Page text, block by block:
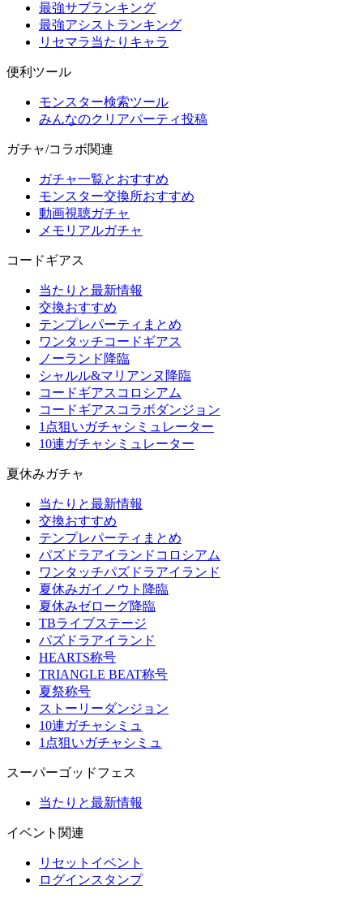
最強サブランキング
最強アシストランキング
リセマラ当たりキャラ
便利ツール
モンスター検索ツール
みんなのクリアパーティ投稿
ガチャ/コラボ関連
ガチャ一覧とおすすめ
モンスター交換所おすすめ
動画視聴ガチャ
メモリアルガチャ
コードギアス
当たりと最新情報
交換おすすめ
テンプレパーティまとめ
ワンタッチコードギアス
ノーランド降臨
シャルル&マリアンヌ降臨
コードギアスコロシアム
コードギアスコラボダンジョン
1点狙いガチャシミュレーター
10連ガチャシミュレーター
夏休みガチャ
当たりと最新情報
交換おすすめ
テンプレパーティまとめ
パズドラアイランドコロシアム
ワンタッチパズドラアイランド
夏休みガイノウト降臨
夏休みゼローグ降臨
TBライブステージ
パズドラアイランド
HEARTS称号
TRIANGLE BEAT称号
夏祭称号
ストーリーダンジョン
10連ガチャシミュ
1点狙いガチャシミュ
スーパーゴッドフェス
当たりと最新情報
イベント関連
リセットイベント
ログインスタンプ